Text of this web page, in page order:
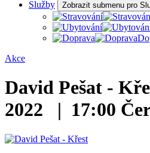
Služby
Zobrazit submenu pro
Akce
David Pešat -
2022 | 17:00